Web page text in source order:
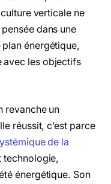
verticale ne
dans une
énergétique,
avec les objectifs
revanche un
réussit, c’est parce
de la
technologie,
énergétique. Son